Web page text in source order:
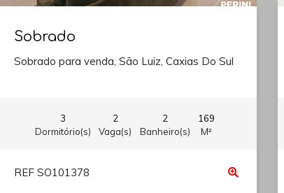
Sobrado
Sobrado para venda, São Luiz, Caxias Do Sul
3
Dormitório(s)
2
Vaga(s)
2
Banheiro(s)
169
M²
REF SO101378